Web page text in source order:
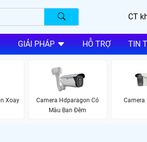
CT
GIẢI PHÁP HỖ TRỢ TIN
Xoay
Camera Hdparagon Có
Màu Ban Đêm
Camera